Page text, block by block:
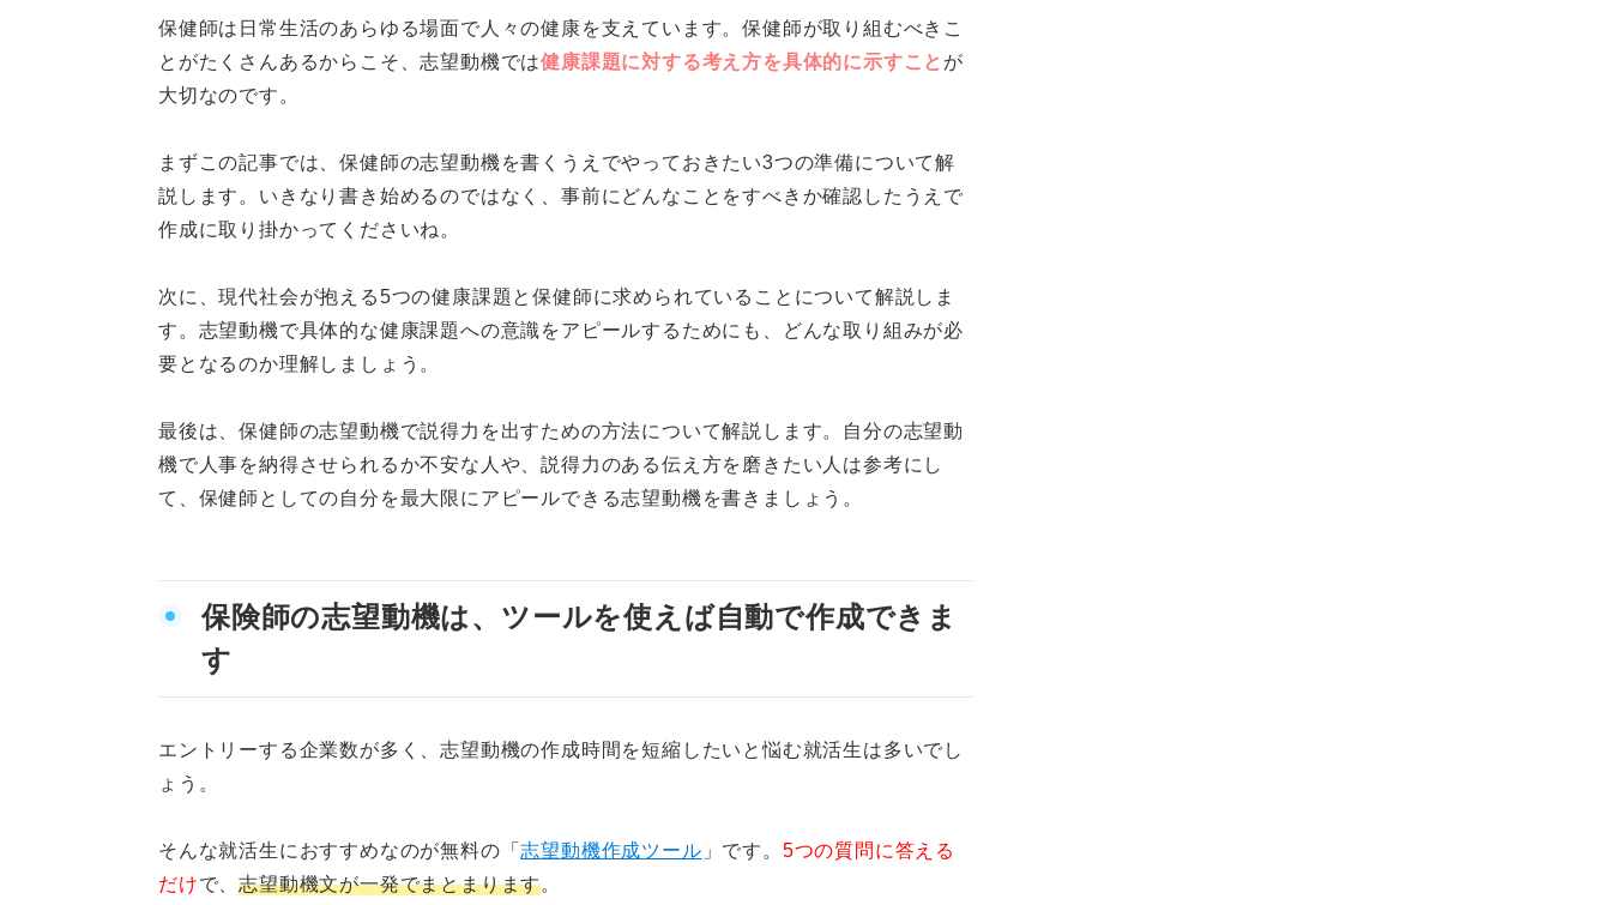
お手本と注意点を見てみよう！ 保健師の志望動機のOK例文&NG例文
OK例文①生活習慣病への意識向上に取り組みたいから
OK例文③社員のメンタルヘルスを通じて企業としての成長に寄与したいか
ら
OK例文⑤高齢者や身体障害者が笑顔でいられる時間を増やしたいから
OK例文⑥災害時でも多くの人の役に立てる仕事がしたいから
NG例文①待遇面や働く環境ばかりを推してしまう
NG例文②エピソードや健康課題への貢献意欲が具体的でない
保健師は日常生活のあらゆる場面で人々の健康を支えています。保健師が取り組むべきこ
とがたくさんあるからこそ、志望動機では健康課題に対する考え方を具体的に示すこと が
大切なのです。
まずこの記事では、保健師の志望動機を書くうえでやっておきたい3つの準備について解
説します。いきなり書き始めるのではなく、事前にどんなことをすべきか確認したうえで
作成に取り掛かってくださいね。
次に、現代社会が抱える5つの健康課題と保健師に求められていることについて解説しま
す。志望動機で具体的な健康課題への意識をアピールするためにも、どんな取り組みが必
要となるのか理解しましょう。
最後は、保健師の志望動機で説得力を出すための方法について解説します。自分の志望動
機で人事を納得させられるか不安な人や、説得力のある伝え方を磨きたい人は参考にし
て、保健師としての自分を最大限にアピールできる志望動機を書きましょう。
保険師の志望動機は、ツールを使えば自動で作成できま
す
エントリーする企業数が多く、志望動機の作成時間を短縮したいと悩む就活生は多いでし
ょう。
そんな就活生におすすめなのが無料の「志望動機作成ツール 」です。 5つの質問に答える
だけで、志望動機文が一発でまとまります。